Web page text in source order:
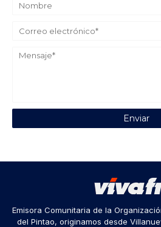
Emisora Comunitaria de la
del Pintao, originamos desde